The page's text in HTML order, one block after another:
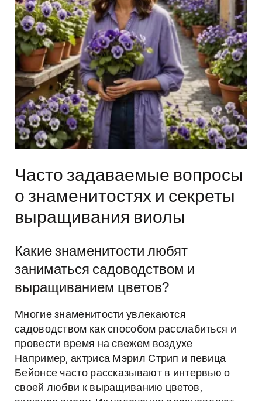
Часто задаваемые вопросы
о знаменитостях и секреты
выращивания виолы
Какие знаменитости любят
заниматься садоводством и
выращиванием цветов?
Многие знаменитости увлекаются
садоводством как способом расслабиться и
провести время на свежем воздухе.
Например, актриса Мэрил Стрип и певица
Бейонсе часто рассказывают в интервью о
своей любви к выращиванию цветов,